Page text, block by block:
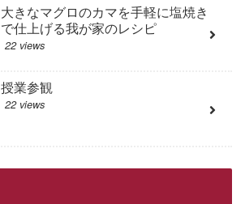
大きなマグロのカマを手軽に塩焼き
で仕上げる我が家のレシピ
22 views
授業参観
22 views